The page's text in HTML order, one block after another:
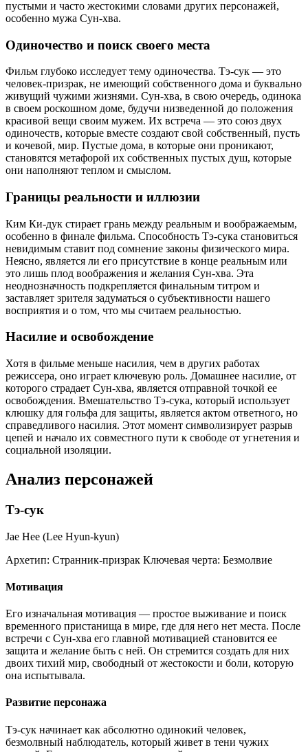
пустыми и часто жестокими словами других персонажей,
особенно мужа Сун-хва.
Одиночество и поиск своего места
Фильм глубоко исследует тему одиночества. Тэ-сук — это
человек-призрак, не имеющий собственного дома и буквально
живущий чужими жизнями. Сун-хва, в свою очередь, одинока
в своем роскошном доме, будучи низведенной до положения
красивой вещи своим мужем. Их встреча — это союз двух
одиночеств, которые вместе создают свой собственный, пусть
и кочевой, мир. Пустые дома, в которые они проникают,
становятся метафорой их собственных пустых душ, которые
они наполняют теплом и смыслом.
Границы реальности и иллюзии
Ким Ки-дук стирает грань между реальным и воображаемым,
особенно в финале фильма. Способность Тэ-сука становиться
невидимым ставит под сомнение законы физического мира.
Неясно, является ли его присутствие в конце реальным или
это лишь плод воображения и желания Сун-хва. Эта
неоднозначность подкрепляется финальным титром и
заставляет зрителя задуматься о субъективности нашего
восприятия и о том, что мы считаем реальностью.
Насилие и освобождение
Хотя в фильме меньше насилия, чем в других работах
режиссера, оно играет ключевую роль. Домашнее насилие, от
которого страдает Сун-хва, является отправной точкой ее
освобождения. Вмешательство Тэ-сука, который использует
клюшку для гольфа для защиты, является актом ответного, но
справедливого насилия. Этот момент символизирует разрыв
цепей и начало их совместного пути к свободе от угнетения и
социальной изоляции.
Анализ персонажей
Тэ-сук
Jae Hee (Lee Hyun-kyun)
Архетип: Странник-призрак Ключевая черта: Безмолвие
Мотивация
Его изначальная мотивация — простое выживание и поиск
временного пристанища в мире, где для него нет места. После
встречи с Сун-хва его главной мотивацией становится ее
защита и желание быть с ней. Он стремится создать для них
двоих тихий мир, свободный от жестокости и боли, которую
она испытывала.
Развитие персонажа
Тэ-сук начинает как абсолютно одинокий человек,
безмолвный наблюдатель, который живет в тени чужих